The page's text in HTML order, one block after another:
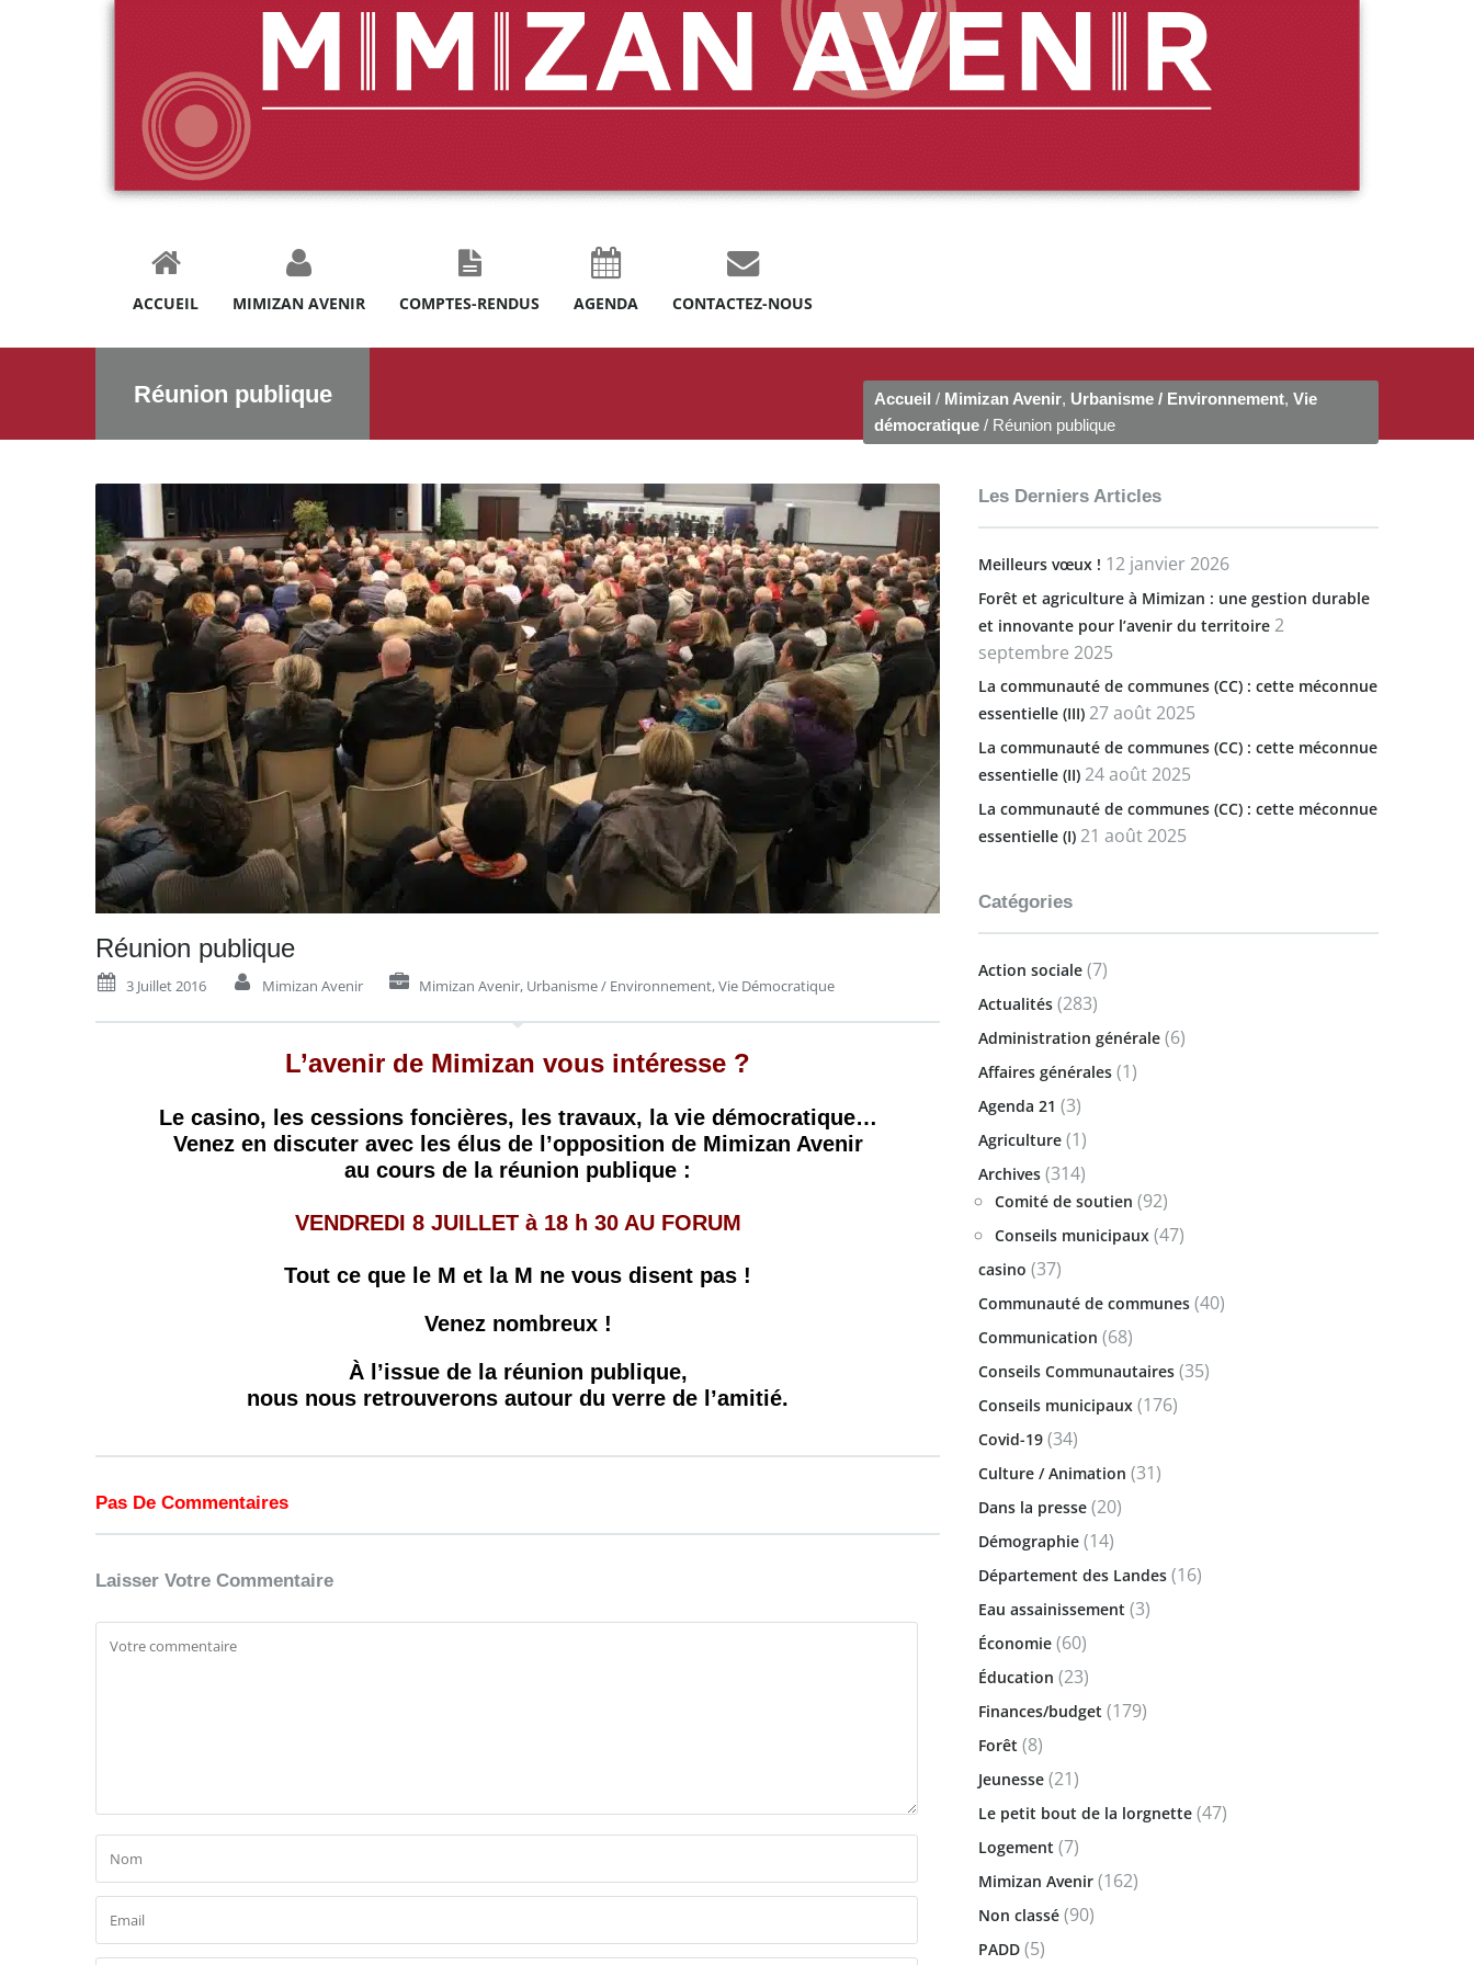
ACCUEIL MIMIZAN AVENIR COMPTES-RENDUS AGENDA CONTACTEZ-NOUS
Réunion publique Accueil / Mimizan Avenir, Urbanisme / Environnement, Vie
démocratique / Réunion publique
Réunion publique
3 Juillet 2016 Mimizan Avenir Mimizan Avenir, Urbanisme / Environnement,Vie Démocratique
L’avenir de Mimizan vous intéresse ?
Le casino, les cessions foncières, les travaux, la vie démocratique…
Venez en discuter avec les élus de l’opposition de Mimizan Avenir
au cours de la réunion publique :
VENDREDI 8 JUILLET à 18 h 30 AU FORUM
Tout ce que le M et la M ne vous disent pas !
Venez nombreux !
À l’issue de la réunion publique,
nous nous retrouverons autour du verre de l’amitié.
Pas De Commentaires
Laisser Votre Commentaire
Les Derniers Articles
Meilleurs vœux ! 12 janvier 2026
Forêt et agriculture à Mimizan : une gestion durable
et innovante pour l’avenir du territoire 2
septembre 2025
La communauté de communes (CC) : cette méconnue
essentielle (III) 27 août 2025
La communauté de communes (CC) : cette méconnue
essentielle (II) 24 août 2025
La communauté de communes (CC) : cette méconnue
essentielle (I) 21 août 2025
Catégories
Action sociale (7)
Actualités (283)
Administration générale (6)
Affaires générales (1)
Agenda 21 (3)
Agriculture (1)
Archives (314)
Comité de soutien (92)
Conseils municipaux (47)
casino (37)
Communauté de communes (40)
Communication (68)
Conseils Communautaires (35)
Conseils municipaux (176)
Covid-19 (34)
Culture / Animation (31)
Dans la presse (20)
Démographie (14)
Département des Landes (16)
Eau assainissement (3)
Économie (60)
Éducation (23)
Finances/budget (179)
Forêt (8)
Jeunesse (21)
Le petit bout de la lorgnette (47)
Logement (7)
Mimizan Avenir (162)
Non classé (90)
PADD (5)